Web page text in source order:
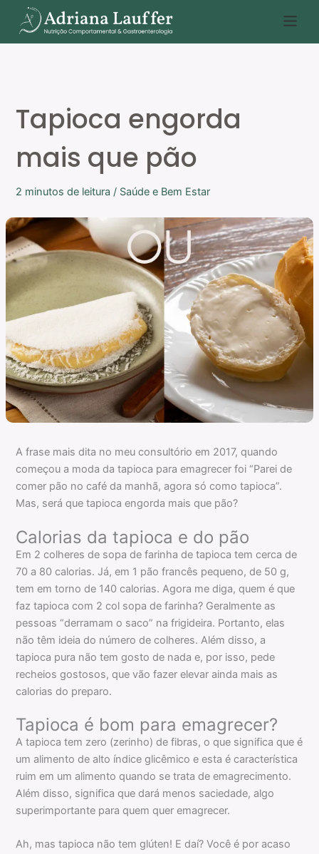
para
o
Tapioca engorda
mais que pão
2 minutos de leitura / Saúde e Bem Estar
A frase mais dita no meu consultório em 2017, quando
começou a moda da tapioca para emagrecer foi “Parei de
comer pão no café da manhã, agora só como tapioca”.
Mas, será que tapioca engorda mais que pão?
Calorias da tapioca e do pão
Em 2 colheres de sopa de farinha de tapioca tem cerca de
70 a 80 calorias. Já, em 1 pão francês pequeno, de 50 g,
tem em torno de 140 calorias. Agora me diga, quem é que
faz tapioca com 2 col sopa de farinha? Geralmente as
pessoas “derramam o saco” na frigideira. Portanto, elas
não têm ideia do número de colheres. Além disso, a
tapioca pura não tem gosto de nada e, por isso, pede
recheios gostosos, que vão fazer elevar ainda mais as
calorias do preparo.
Tapioca é bom para emagrecer?
A tapioca tem zero (zerinho) de fibras, o que significa que é
um alimento de alto índice glicêmico e esta é característica
ruim em um alimento quando se trata de emagrecimento.
Além disso, significa que dará menos saciedade, algo
superimportante para quem quer emagrecer.
Ah, mas tapioca não tem glúten! E daí? Você é por acaso
e
i
a